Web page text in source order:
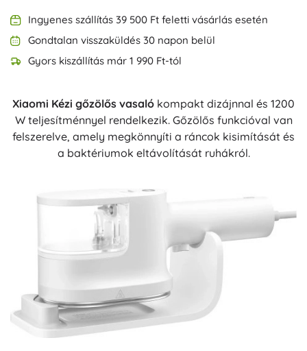
Ingyenes szállítás 39 500 Ft feletti vásárlás esetén
Gondtalan visszaküldés 30 napon belül
Gyors kiszállítás már 1 990 Ft-tól
Xiaomi Kézi gőzölős vasaló kompakt dizájnnal és 1200
W teljesítménnyel rendelkezik. Gőzölős funkcióval van
felszerelve, amely megkönnyíti a ráncok kisimítását és
a baktériumok eltávolítását ruhákról.